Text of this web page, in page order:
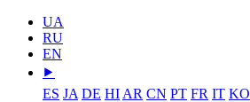
UA
RU
EN
⯈
ES JA DE HI AR CN PT FR IT KO